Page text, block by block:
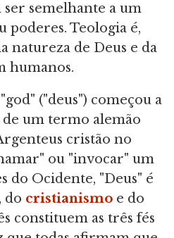
semelhante a um
poderes. Teologia é,
natureza de Deus e da
humanos.
("deus") começou a
um termo alemão
cristão no
ou "invocar" um
do Ocidente, "Deus" é
do cristianismo e do
constituem as três fés